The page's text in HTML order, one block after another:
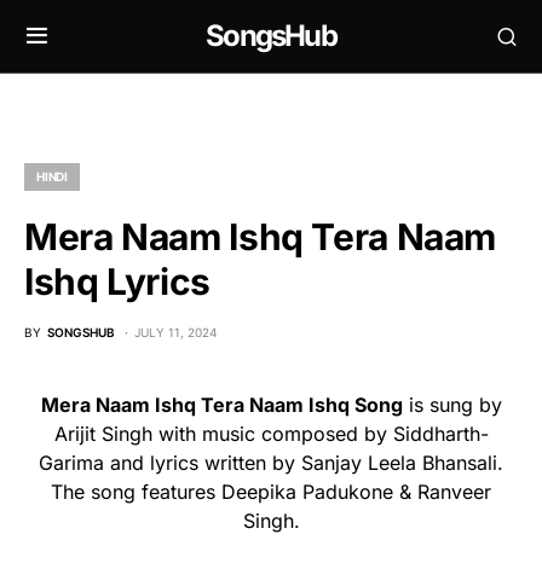
SongsHub
HINDI
Mera Naam Ishq Tera Naam
Ishq Lyrics
BY SONGSHUB JULY 11, 2024
Mera Naam Ishq Tera Naam Ishq Songis sung by
Arijit Singh with music composed by Siddharth-
Garima and lyrics written by Sanjay Leela Bhansali.
The song features Deepika Padukone & Ranveer
Singh.